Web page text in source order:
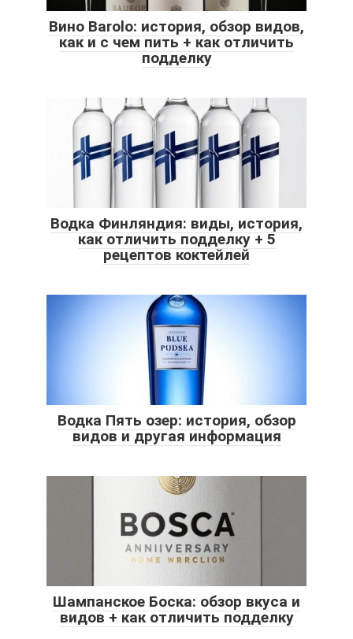
Вино Barolo: история, обзор видов,
как и с чем пить + как отличить
подделку
Водка Финляндия: виды, история,
как отличить подделку + 5
рецептов коктейлей
Водка Пять озер: история, обзор
видов и другая информация
Шампанское Боска: обзор вкуса и
видов + как отличить подделку